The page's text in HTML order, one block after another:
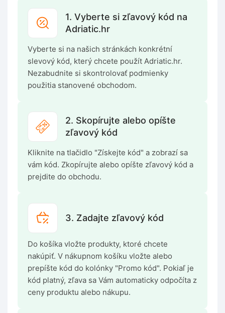
1. Vyberte si zľavový kód na
Adriatic.hr
Vyberte si na našich stránkách konkrétní
slevový kód, který chcete použít Adriatic.hr.
Nezabudnite si skontrolovať podmienky
použitia stanovené obchodom.
2. Skopírujte alebo opíšte
zľavový kód
Kliknite na tlačidlo "Získejte kód" a zobrazí sa
vám kód. Zkopírujte alebo opíšte zľavový kód a
prejdite do obchodu.
3. Zadajte zľavový kód
Do košíka vložte produkty, ktoré chcete
nakúpiť. V nákupnom košíku vložte alebo
prepíšte kód do kolónky "Promo kód". Pokiaľ je
kód platný, zľava sa Vám automaticky odpočíta z
ceny produktu alebo nákupu.